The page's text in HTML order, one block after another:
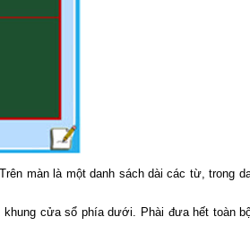
màn là một danh sách dài các từ, trong
cửa sổ phía dưới. Phài đưa hết toàn